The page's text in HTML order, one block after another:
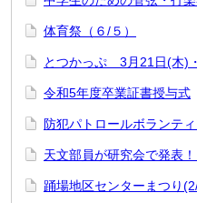
体育祭（６/５）
とつかっぷ 3月21日(木)
令和5年度卒業証書授与式
防犯パトロールボランテ
天文部員が研究会で発表
踊場地区センターまつり